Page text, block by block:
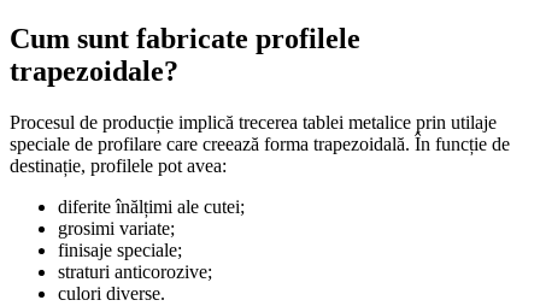
Cum sunt fabricate profilele
trapezoidale?
Procesul de producție implică trecerea tablei metalice prin utilaje
speciale de profilare care creează forma trapezoidală. În funcție de
destinație, profilele pot avea:
diferite înălțimi ale cutei;
grosimi variate;
finisaje speciale;
straturi anticorozive;
culori diverse.